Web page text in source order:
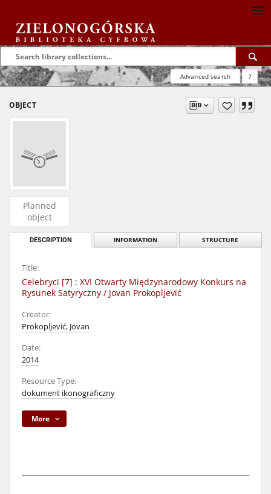
Advanced search ?
OBJECT
Planned
object
DESCRIPTION INFORMATION STRUCTURE
Title:
Celebryci [7] : XVI Otwarty Międzynarodowy Konkurs na
Rysunek Satyryczny / Jovan Prokopljević
Creator:
Prokopljević, Jovan
Date:
2014
Resource Type:
dokument ikonograficzny
More